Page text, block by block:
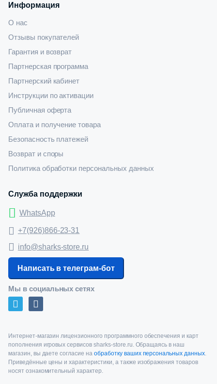
Информация
О нас
Отзывы покупателей
Гарантия и возврат
Партнерская программа
Партнерский кабинет
Инструкции по активации
Публичная оферта
Оплата и получение товара
Безопасность платежей
Возврат и споры
Политика обработки персональных данных
Служба поддержки
WhatsApp
+7(926)866-23-31
info@sharks-store.ru
Написать в телеграм-бот
Мы в социальных сетях
Интернет-магазин лицензионного программного обеспечения и карт
пополнения игровых сервисов sharks-store.ru. Обращаясь в наш
магазин, вы даете согласие на обработку ваших персональных данных.
Приведённые цены и характеристики, а также изображения товаров
носят ознакомительный характер.